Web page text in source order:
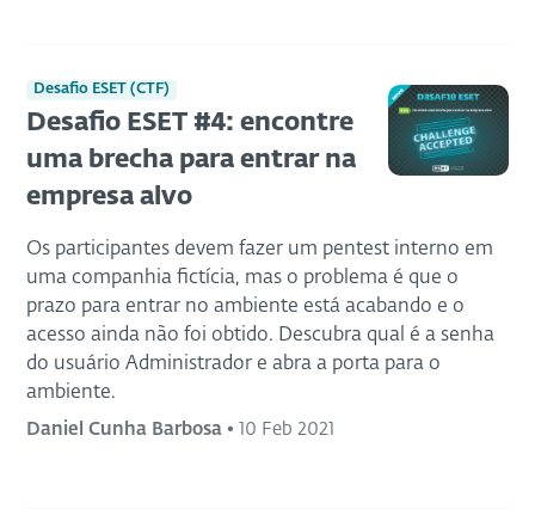
Desafio ESET (CTF)
Desafio ESET #4: encontre
uma brecha para entrar na
empresa alvo
Os participantes devem fazer um pentest interno em
uma companhia fictícia, mas o problema é que o
prazo para entrar no ambiente está acabando e o
acesso ainda não foi obtido. Descubra qual é a senha
do usuário Administrador e abra a porta para o
ambiente.
Daniel Cunha Barbosa • 10 Feb 2021